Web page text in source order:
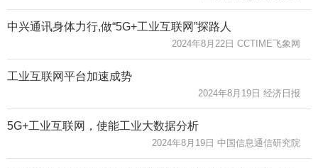
中兴通讯身体力行,做“5G+工业互联网”探路人
2024年8月22日 CCTIME飞象网
工业互联网平台加速成势
2024年8月19日 经济日报
5G+工业互联网，使能工业大数据分析
2024年8月19日 中国信息通信研究院